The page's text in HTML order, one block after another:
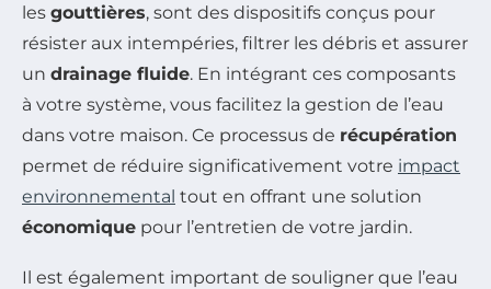
les gouttières, sont des dispositifs conçus pour
résister aux intempéries, filtrer les débris et assurer
un drainage fluide. En intégrant ces composants
à votre système, vous facilitez la gestion de l’eau
dans votre maison. Ce processus de récupération
permet de réduire significativement votre impact
environnemental tout en offrant une solution
économique pour l’entretien de votre jardin.
Il est également important de souligner que l’eau